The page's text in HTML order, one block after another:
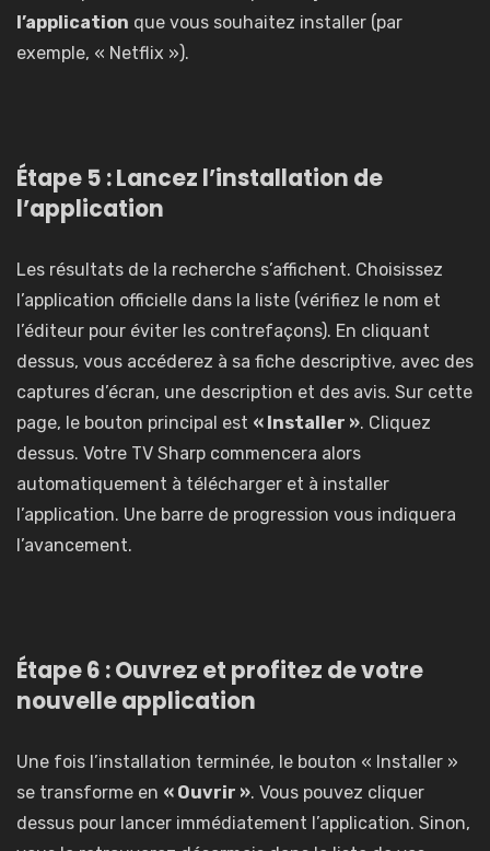
l’application que vous souhaitez installer (par
exemple, « Netflix »).
Étape 5 : Lancez l’installation de
l’application
Les résultats de la recherche s’affichent. Choisissez
l’application officielle dans la liste (vérifiez le nom et
l’éditeur pour éviter les contrefaçons). En cliquant
dessus, vous accéderez à sa fiche descriptive, avec des
captures d’écran, une description et des avis. Sur cette
page, le bouton principal est « Installer ». Cliquez
dessus. Votre TV Sharp commencera alors
automatiquement à télécharger et à installer
l’application. Une barre de progression vous indiquera
l’avancement.
Étape 6 : Ouvrez et profitez de votre
nouvelle application
Une fois l’installation terminée, le bouton « Installer »
se transforme en « Ouvrir ». Vous pouvez cliquer
dessus pour lancer immédiatement l’application. Sinon,